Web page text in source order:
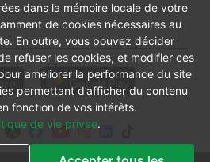
dans la mémoire locale de votre
de cookies nécessaires au
En outre, vous pouvez décider
refuser les cookies, et modifier ces
améliorer la performance du site
permettant d’afficher du contenu
fonction de vos intérêts.
de vie privee.